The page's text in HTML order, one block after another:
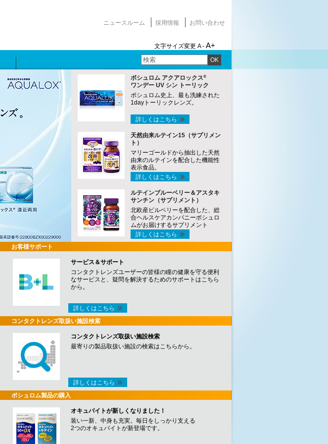
ニュースルーム 採用情報 お問い合わせ
文字サイズ変更 A - A+
OK
ボシュロム アクアロックス®
ワンデー UV シン トーリック
ボシュロム史上、最も洗練された
1dayトーリックレンズ。
詳しくはこちら
天然由来ルテイン15（サプリメン
ト）
マリーゴールドから抽出した天然
由来のルテインを配合した機能性
表示食品。
詳しくはこちら
ルテインブルーベリー＆アスタキ
サンチン（サプリメント）
北欧産ビルベリーを配合した、総
合ヘルスケアカンパニーボシュロ
ムがお届けするサプリメント
詳しくはこちら
お客様サポート
サービス＆サポート
コンタクトレンズユーザーの皆様の瞳の健康を守る便利
なサービスと、疑問を解決するためのサポートはこちら
から。
詳しくはこちら
コンタクトレンズ取扱い施設検索
コンタクトレンズ取扱い施設検索
最寄りの製品取扱い施設の検索はこちらから。
詳しくはこちら
ボシュロム製品の購入
オキュバイトが新しくなりました！
装い一新、中身も充実。毎日をしっかり支える
2つのオキュバイトが新登場です。